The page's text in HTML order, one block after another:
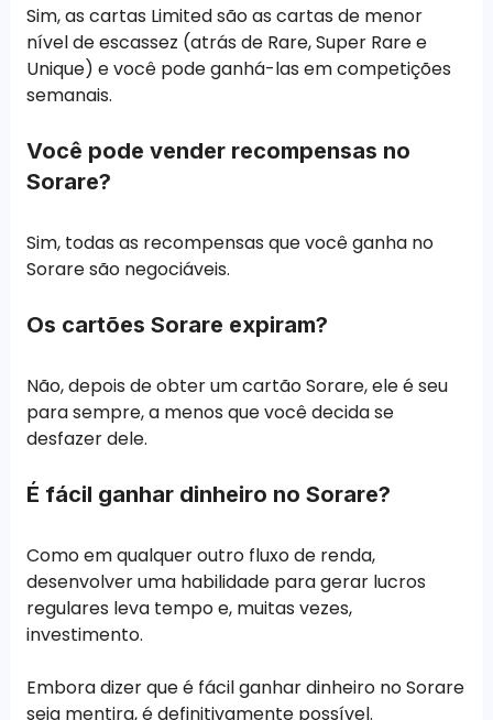
Sim, as cartas Limited são as cartas de menor
nível de escassez (atrás de Rare, Super Rare e
Unique) e você pode ganhá-las em competições
semanais.
Você pode vender recompensas no
Sorare?
Sim, todas as recompensas que você ganha no
Sorare são negociáveis.
Os cartões Sorare expiram?
Não, depois de obter um cartão Sorare, ele é seu
para sempre, a menos que você decida se
desfazer dele.
É fácil ganhar dinheiro no Sorare?
Como em qualquer outro fluxo de renda,
desenvolver uma habilidade para gerar lucros
regulares leva tempo e, muitas vezes,
investimento.
Embora dizer que é fácil ganhar dinheiro no Sorare
seja mentira, é definitivamente possível.